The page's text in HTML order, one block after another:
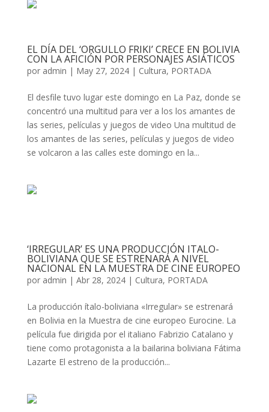
EL DÍA DEL ‘ORGULLO FRIKI’ CRECE EN BOLIVIA
CON LA AFICIÓN POR PERSONAJES ASIÁTICOS
por admin | May 27, 2024| Cultura, PORTADA
El desfile tuvo lugar este domingo en La Paz, donde se
concentró una multitud para ver a los los amantes de
las series, películas y juegos de video Una multitud de
los amantes de las series, películas y juegos de video
se volcaron a las calles este domingo en la...
‘IRREGULAR’ ES UNA PRODUCCIÓN ITALO-
BOLIVIANA QUE SE ESTRENARÁ A NIVEL
NACIONAL EN LA MUESTRA DE CINE EUROPEO
por admin | Abr 28, 2024| Cultura, PORTADA
La producción ítalo-boliviana «Irregular» se estrenará
en Bolivia en la Muestra de cine europeo Eurocine. La
película fue dirigida por el italiano Fabrizio Catalano y
tiene como protagonista a la bailarina boliviana Fátima
Lazarte El estreno de la producción...